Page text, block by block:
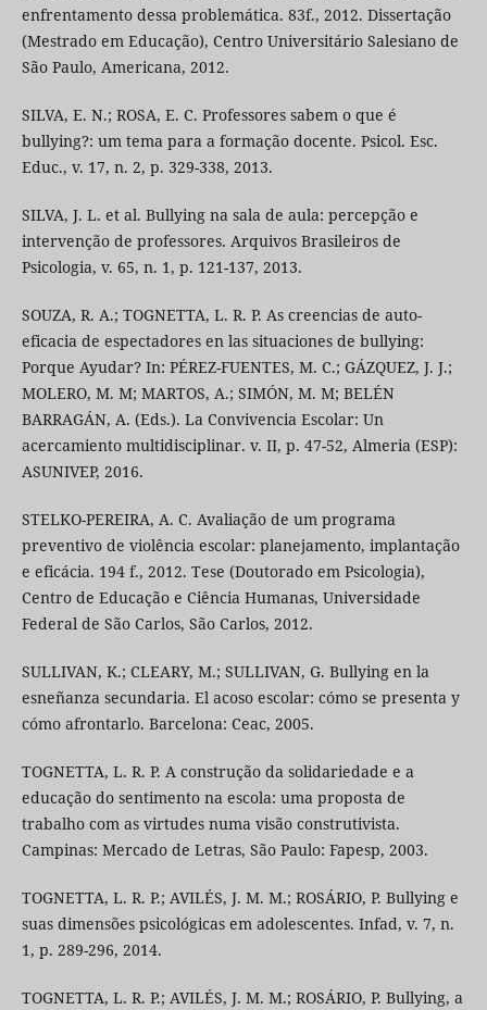
enfrentamento dessa problemática. 83f., 2012. Dissertação
(Mestrado em Educação), Centro Universitário Salesiano de
São Paulo, Americana, 2012.
SILVA, E. N.; ROSA, E. C. Professores sabem o que é
bullying?: um tema para a formação docente. Psicol. Esc.
Educ., v. 17, n. 2, p. 329-338, 2013.
SILVA, J. L. et al. Bullying na sala de aula: percepção e
intervenção de professores. Arquivos Brasileiros de
Psicologia, v. 65, n. 1, p. 121-137, 2013.
SOUZA, R. A.; TOGNETTA, L. R. P. As creencias de auto-
eficacia de espectadores en las situaciones de bullying:
Porque Ayudar? In: PÉREZ-FUENTES, M. C.; GÁZQUEZ, J. J.;
MOLERO, M. M; MARTOS, A.; SIMÓN, M. M; BELÉN
BARRAGÁN, A. (Eds.). La Convivencia Escolar: Un
acercamiento multidisciplinar. v. II, p. 47-52, Almeria (ESP):
ASUNIVEP, 2016.
STELKO-PEREIRA, A. C. Avaliação de um programa
preventivo de violência escolar: planejamento, implantação
e eficácia. 194 f., 2012. Tese (Doutorado em Psicologia),
Centro de Educação e Ciência Humanas, Universidade
Federal de São Carlos, São Carlos, 2012.
SULLIVAN, K.; CLEARY, M.; SULLIVAN, G. Bullying en la
esneñanza secundaria. El acoso escolar: cómo se presenta y
cómo afrontarlo. Barcelona: Ceac, 2005.
TOGNETTA, L. R. P. A construção da solidariedade e a
educação do sentimento na escola: uma proposta de
trabalho com as virtudes numa visão construtivista.
Campinas: Mercado de Letras, São Paulo: Fapesp, 2003.
TOGNETTA, L. R. P.; AVILÉS, J. M. M.; ROSÁRIO, P. Bullying e
suas dimensões psicológicas em adolescentes. Infad, v. 7, n.
1, p. 289-296, 2014.
TOGNETTA, L. R. P.; AVILÉS, J. M. M.; ROSÁRIO, P. Bullying, a